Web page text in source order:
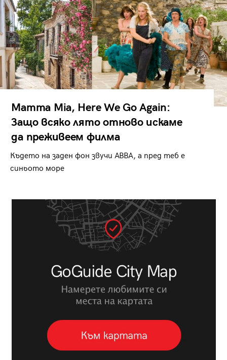
Mamma Mia, Here We Go Again:
Защо всяко лято отново искаме
да преживеем филма
Където на заден фон звучи ABBA, а пред теб е
синьото море